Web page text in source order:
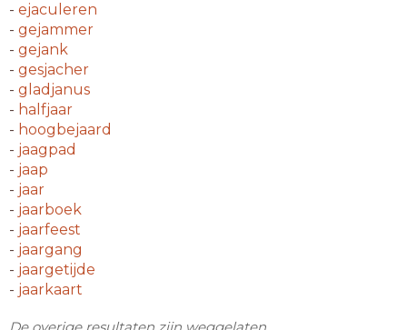
- ejaculeren
- gejammer
- gejank
- gesjacher
- gladjanus
- halfjaar
- hoogbejaard
- jaagpad
- jaap
- jaar
- jaarboek
- jaarfeest
- jaargang
- jaargetijde
- jaarkaart